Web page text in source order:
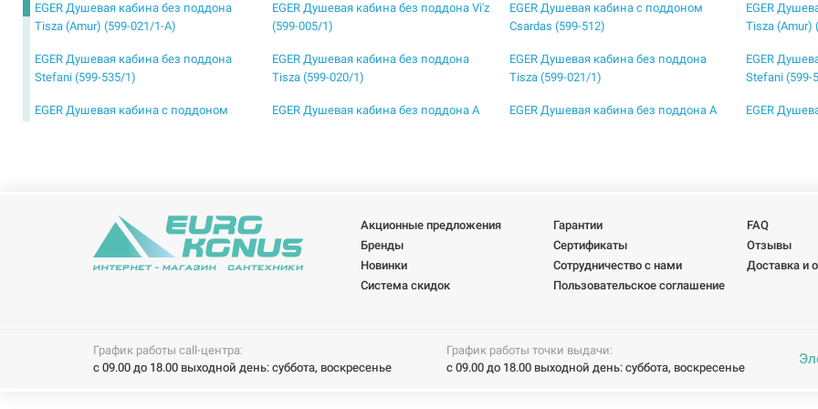
EGER Душевая кабина без поддона
Tisza (Amur) (599-021/1-A)
EGER Душевая кабина без поддона Vi'z
(599-005/1)
EGER Душевая кабина с поддоном
Csardas (599-512)
EGER
Tisza (Amur)
EGER Душевая кабина без поддона
Stefani (599-535/1)
EGER Душевая кабина без поддона
Tisza (599-020/1)
EGER Душевая кабина без поддона
Tisza (599-021/1)
EGER
Stefani (599-
EGER Душевая кабина с поддоном
EGER Душевая кабина без поддона A
EGER Душевая кабина без поддона A
EGER
EGER Душевая кабина без поддона IRIS
RUBIK (599-334/1)
Rudas (599-001/1L)
Rudas (599-
EGER Душевая кабина с поддоном A
EGER Душевая кабина с поддоном A
LANY (599-552 Black)
EGER Душевая кабина с поддоном
Balaton (599-507-15)
EGER
EGER Душевая кабина с поддоном
EGER Душевая кабина с поддоном
EGER Душевая кабина с поддоном
EGER
Акционные предложения Гарантии FAQ
Бренды
Сертификаты Отзывы
Новинки
Сотрудничество с нами Доставка и
Система скидок
Пользовательское соглашение
График работы call-центра:
с 09.00 до 18.00 выходной день: суббота, воскресенье
График работы точки выдачи:
с 09.00 до 18.00 выходной день: суббота, воскресенье